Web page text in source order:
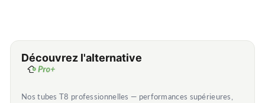
Découvrez l'alternative
Nos tubes T8 professionnelles — performances supérieures,